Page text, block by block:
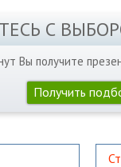
С
Вы получите
Получить